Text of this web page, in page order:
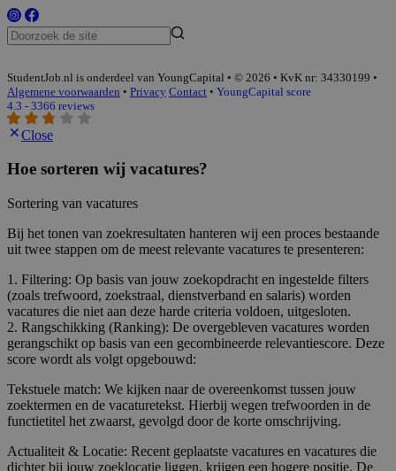
StudentJob.nl is onderdeel van YoungCapital • © 2026 • KvK nr: 34330199 •
Algemene voorwaarden • Privacy Contact • YoungCapital score
4.3 - 3366 reviews
Close
Hoe sorteren wij vacatures?
Sortering van vacatures
Bij het tonen van zoekresultaten hanteren wij een proces bestaande
uit twee stappen om de meest relevante vacatures te presenteren:
1. Filtering: Op basis van jouw zoekopdracht en ingestelde filters
(zoals trefwoord, zoekstraal, dienstverband en salaris) worden
vacatures die niet aan deze harde criteria voldoen, uitgesloten.
2. Rangschikking (Ranking): De overgebleven vacatures worden
gerangschikt op basis van een gecombineerde relevantiescore. Deze
score wordt als volgt opgebouwd:
Tekstuele match: We kijken naar de overeenkomst tussen jouw
zoektermen en de vacaturetekst. Hierbij wegen trefwoorden in de
functietitel het zwaarst, gevolgd door de korte omschrijving.
Actualiteit & Locatie: Recent geplaatste vacatures en vacatures die
dichter bij jouw zoeklocatie liggen, krijgen een hogere positie. De